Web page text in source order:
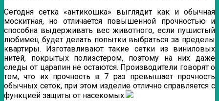
Сегодня сетка «антикошка» выглядит как и обычная
москитная, но отличается повышенной прочностью и
способна выдерживать вес животного, если пушистый
любимец будет делать попытки выбраться за пределы
квартиры. Изготавливают такие сетки из виниловых
нитей, покрытых полиэстером, поэтому на них даже
следы от царапин не остаются. Производители говорят о
том, что их прочность в 7 раз превышает прочность
обычных сеток, при этом изделие отлично справляется с
функцией защиты от насекомых.